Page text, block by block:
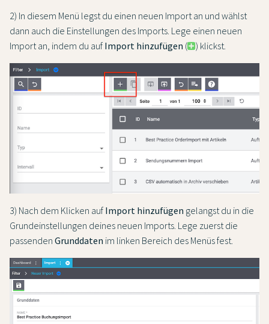
2) In diesem Menü legst du einen neuen Import an und wählst
dann auch die Einstellungen des Imports. Lege einen neuen
Import an, indem du auf Import hinzufügen ( ) klickst.
3) Nach dem Klicken auf Import hinzufügen gelangst du in die
Grundeinstellungen deines neuen Imports. Lege zuerst die
passenden Grunddaten im linken Bereich des Menüs fest.